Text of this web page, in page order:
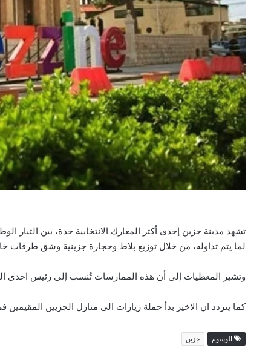
تشهد مدينة جزين إحدى أكثر المعارك الانتخابية حدة، بين التيار
لما يتم تداوله، من خلال توزيع بلاط وحجارة جزينية وشق طرقات
وتشير المعطيات إلى أن هذه الممارسات تُنسب إلى رئيس احدى
كما يتردد ان الاخير بدأ حملة زيارات الى منازل الجزيين
الوسوم جزين